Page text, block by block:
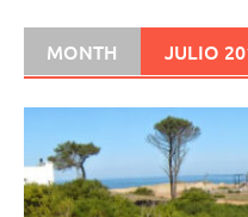
MONTH JULIO